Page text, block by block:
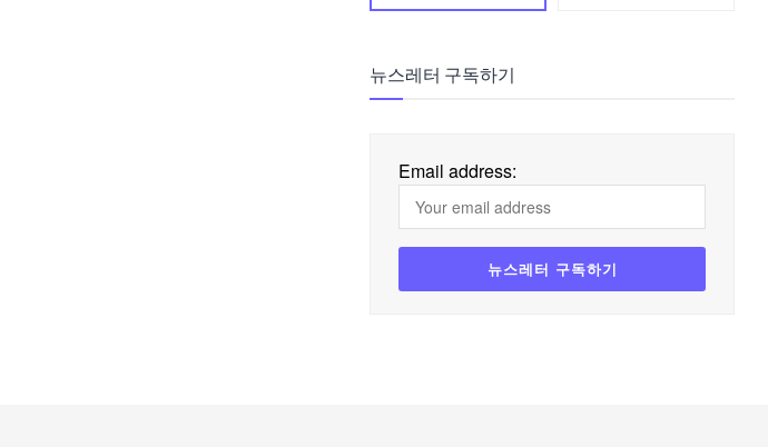
뉴스레터 구독하기
Email address: